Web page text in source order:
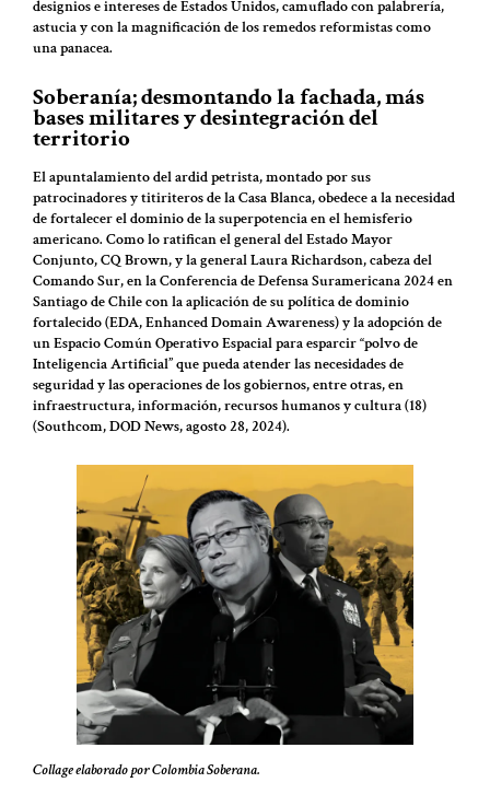
designios e intereses de Estados Unidos, camuflado con palabrería,
astucia y con la magnificación de los remedos reformistas como
una panacea.
Soberanía; desmontando la fachada, más
bases militares y desintegración del
territorio
El apuntalamiento del ardid petrista, montado por sus
patrocinadores y titiriteros de la Casa Blanca, obedece a la necesidad
de fortalecer el dominio de la superpotencia en el hemisferio
americano. Como lo ratifican el general del Estado Mayor
Conjunto, CQ Brown, y la general Laura Richardson, cabeza del
Comando Sur, en la Conferencia de Defensa Suramericana 2024 en
Santiago de Chile con la aplicación de su política de dominio
fortalecido (EDA, Enhanced Domain Awareness) y la adopción de
un Espacio Común Operativo Espacial para esparcir “polvo de
Inteligencia Artificial” que pueda atender las necesidades de
seguridad y las operaciones de los gobiernos, entre otras, en
infraestructura, información, recursos humanos y cultura (18)
(Southcom, DOD News, agosto 28, 2024).
Collage elaborado por Colombia Soberana.